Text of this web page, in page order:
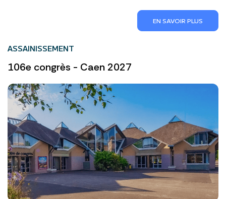
EN SAVOIR PLUS
ASSAINISSEMENT
106e congrès - Caen 2027